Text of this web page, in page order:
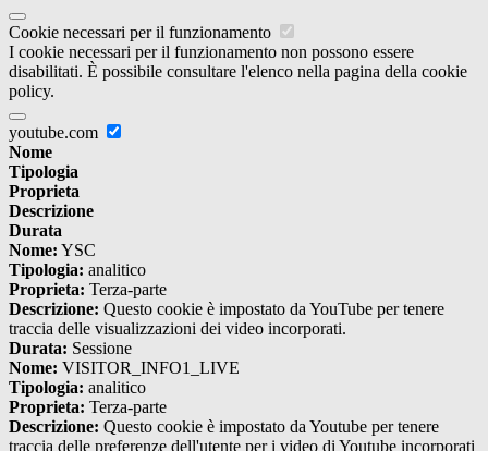
Cookie necessari per il funzionamento
I cookie necessari per il funzionamento non possono essere
disabilitati. È possibile consultare l'elenco nella pagina della cookie
policy.
youtube.com
Nome
Tipologia
Proprieta
Descrizione
Durata
Nome: YSC
Tipologia: analitico
Proprieta: Terza-parte
Descrizione: Questo cookie è impostato da YouTube per tenere
traccia delle visualizzazioni dei video incorporati.
Durata: Sessione
Nome: VISITOR_INFO1_LIVE
Tipologia: analitico
Proprieta: Terza-parte
Descrizione: Questo cookie è impostato da Youtube per tenere
traccia delle preferenze dell'utente per i video di Youtube incorporati